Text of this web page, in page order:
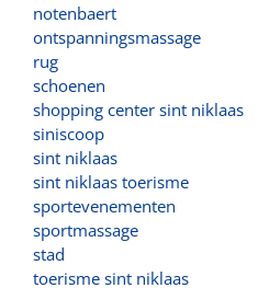
notenbaert
ontspanningsmassage
rug
schoenen
shopping center sint niklaas
siniscoop
sint niklaas
sint niklaas toerisme
sportevenementen
sportmassage
stad
toerisme sint niklaas